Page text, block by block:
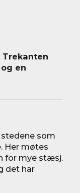
Trekanten
en
stedene som
Her møtes
for mye stæsj.
det har